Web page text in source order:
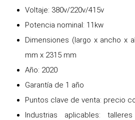
Voltaje: 380v/220v/415v
Potencia nominal: 11kw
Dimensiones (largo x ancho x
mm x 2315 mm
Año: 2020
Garantía de 1 año
Puntos clave de venta: precio
Industrias aplicables: